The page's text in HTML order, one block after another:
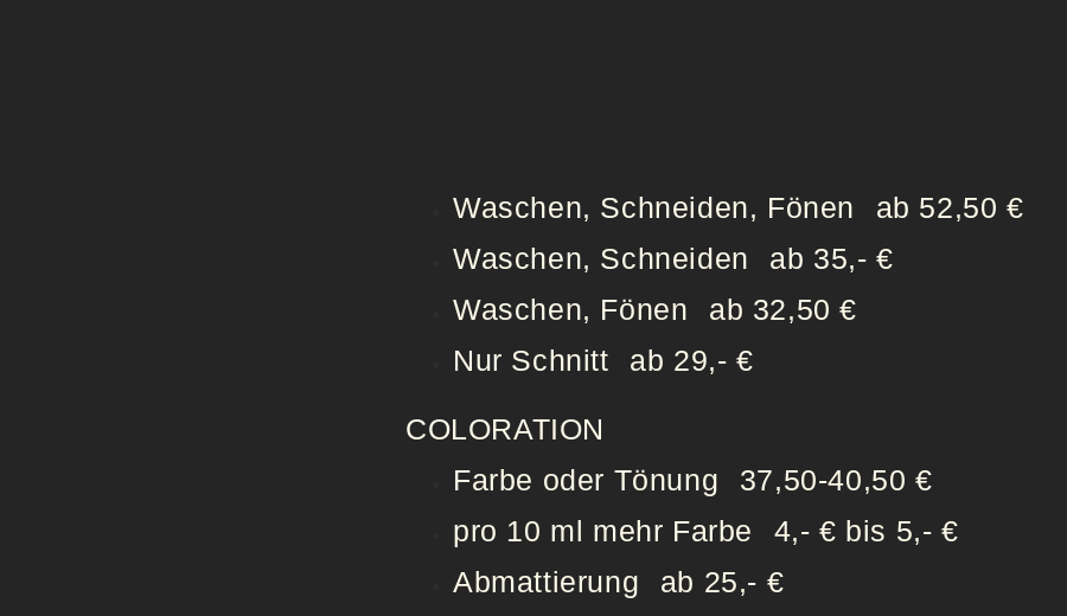
Waschen, Schneiden, Fönen
ab 52,50 €
Waschen, Schneiden
ab 35,- €
Waschen, Fönen
ab 32,50 €
Nur Schnitt
ab 29,- €
COLORATION
Farbe oder Tönung
37,50-40,50 €
pro 10 ml mehr Farbe
4,- € bis 5,- €
Abmattierung
ab 25,- €